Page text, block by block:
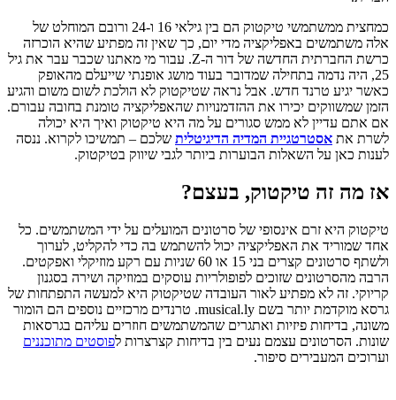
כמחצית ממשתמשי טיקטוק הם בין גילאי 16 ו-24 ורובם המוחלט של
אלה משתמשים באפליקציה מדי יום, כך שאין זה מפתיע שהיא הוכרזה
כרשת החברתית החדשה של דור ה-Z. עבור מי מאתנו שכבר עבר את גיל
25, היה נדמה בתחילה שמדובר בעוד מושג אופנתי שייעלם מהאופק
כאשר יגיע טרנד חדש. אבל נראה שטיקטוק לא הולכת לשום משום והגיע
הזמן שמשווקים יכירו את ההזדמנויות שהאפליקציה טומנת בחובה עבורם.
אם אתם עדיין לא ממש סגורים על מה היא טיקטוק ואיך היא יכולה
לשרת את אסטרטגיית המדיה הדיגיטלית שלכם – תמשיכו לקרוא. ננסה
לענות כאן על השאלות הבוערות ביותר לגבי שיווק בטיקטוק.
אז מה זה טיקטוק, בעצם?
טיקטוק היא זרם אינסופי של סרטונים המועלים על ידי המשתמשים. כל
אחד שמוריד את האפליקציה יכול להשתמש בה כדי להקליט, לערוך
ולשתף סרטונים קצרים בני 15 או 60 שניות עם רקע מוזיקלי ואפקטים.
הרבה מהסרטונים שזוכים לפופולריות עוסקים במוזיקה ושירה בסגנון
קריוקי. זה לא מפתיע לאור העובדה שטיקטוק היא למעשה התפתחות של
גרסא מוקדמת יותר בשם musical.ly. טרנדים מרכזיים נוספים הם הומור
משונה, בדיחות פיזיות ואתגרים שהמשתמשים חוזרים עליהם בגרסאות
שונות. הסרטונים עצמם נעים בין בדיחות קצרצרות לפוסטים מתוכננים
וערוכים המעבירים סיפור.